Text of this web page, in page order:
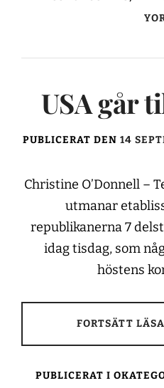
USA går
PUBLICERAT DEN 14
Christine O’Donnell –
utmanar
republikanerna 7
idag tisdag, som
höstens
FORTSÄTT LÄSA
PUBLICERAT I